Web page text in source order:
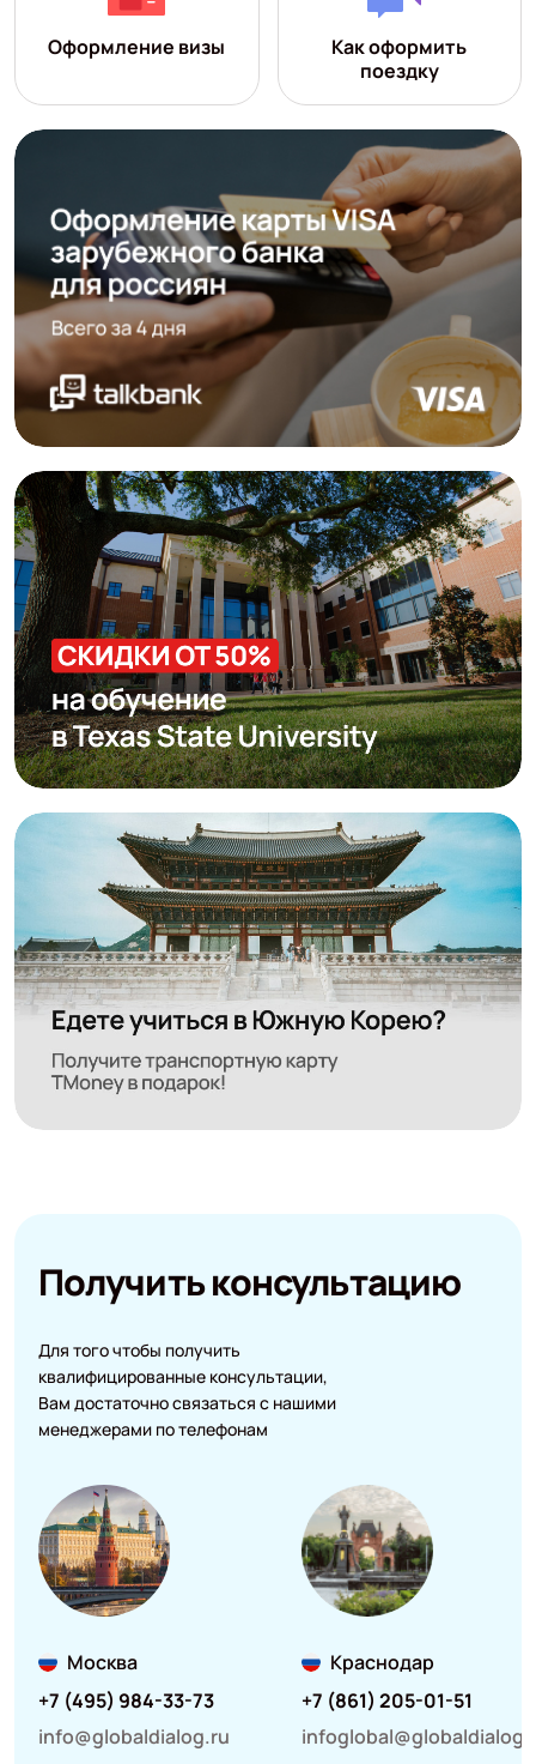
Оформление визы
Как оформить
поездку
Получить консультацию
Для того чтобы получить
квалифицированные консультации,
Вам достаточно связаться с нашими
менеджерами по телефонам
Москва
+7 (495) 984-33-73
info@globaldialog.ru
Краснодар
+7 (861) 205-01-51